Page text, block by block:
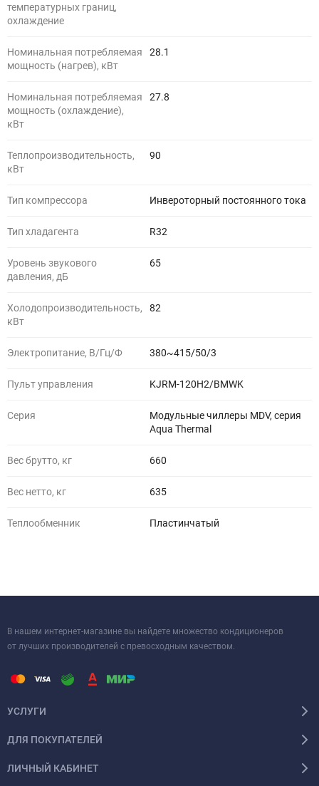
температурных границ,
охлаждение
Номинальная потребляемая
мощность (нагрев), кВт
28.1
Номинальная потребляемая
мощность (охлаждение),
кВт
27.8
Теплопроизводительность,
кВт
90
Тип компрессора Инвероторный постоянного тока
Тип хладагента R32
Уровень звукового
давления, дБ
65
Холодопроизводительность,
кВт
82
Электропитание, В/Гц/Ф 380~415/50/3
Пульт управления KJRM-120H2/BMWK
Серия
Модульные чиллеры MDV, серия
Aqua Thermal
Вес брутто, кг 660
Вес нетто, кг 635
Теплообменник Пластинчатый
В нашем интернет-магазине вы найдете множество кондиционеров
от лучших производителей с превосходным качеством.
УСЛУГИ
ДЛЯ ПОКУПАТЕЛЕЙ
ЛИЧНЫЙ КАБИНЕТ